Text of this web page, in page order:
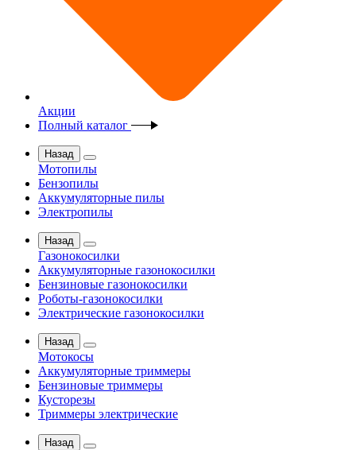
Акции
Полный каталог
Назад
Мотопилы
Бензопилы
Аккумуляторные пилы
Электропилы
Назад
Газонокосилки
Аккумуляторные газонокосилки
Бензиновые газонокосилки
Роботы-газонокосилки
Электрические газонокосилки
Назад
Мотокосы
Аккумуляторные триммеры
Бензиновые триммеры
Кусторезы
Триммеры электрические
Назад